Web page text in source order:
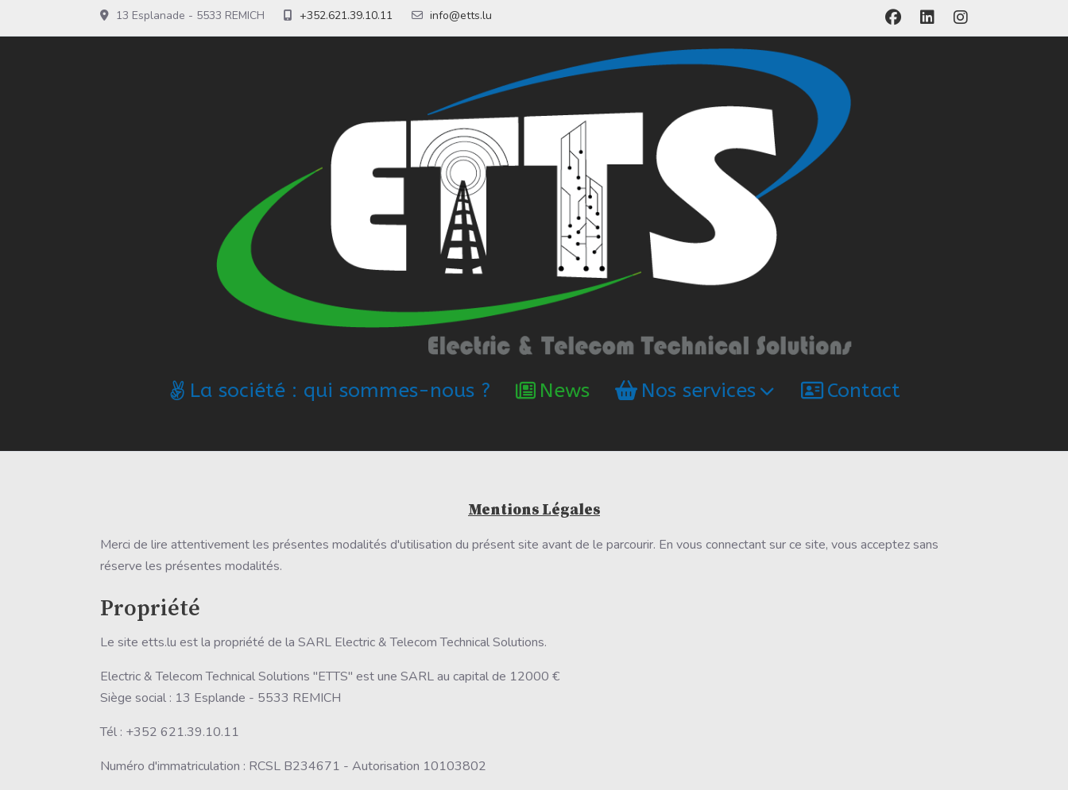
13 Esplanade - 5533 REMICH +352.621.39.10.11 info@etts.lu
La société : qui sommes-nous ? News Nos services Contact
Mentions Légales
Merci de lire attentivement les présentes modalités d'utilisation du présent site avant de le parcourir. En vous connectant sur ce site, vous acceptez sans
réserve les présentes modalités.
Propriété
Le site etts.lu est la propriété de la SARL Electric & Telecom Technical Solutions.
Electric & Telecom Technical Solutions "ETTS" est une SARL au capital de 12000 €
Siège social : 13 Esplande - 5533 REMICH
Tél : +352 621.39.10.11
Numéro d'immatriculation : RCSL B234671 - Autorisation 10103802